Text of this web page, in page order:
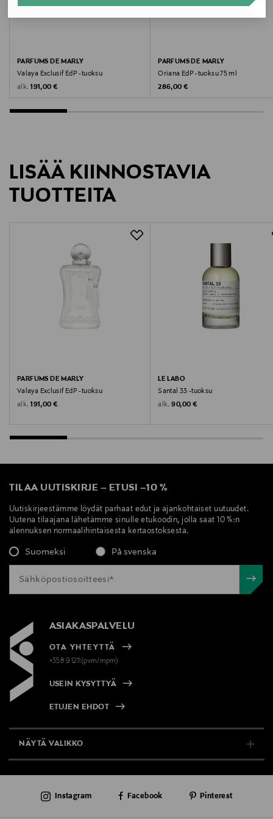
Väri
Koko
75 ml
Ainesosaluettelo
Methylpropional, Citral, Citronellol, Coumarin,
Geraniol, Limonene, Linalool
Valmistusmaa
Valmistajan tuotenumero
PM0008PV
Digitaalinen osoite
marly parfyymit, marly kukkainen
PARFUMS DE MARLY
Valaya Exclusif EdP -tuoksu
alk. Original Price
191,00 €
PARFUMS DE MARLY
Oriana EdP -tuoksu 75 ml
Original Price
286,00 €
LISÄÄ KIINNOSTAVIA
TUOTTEITA
PARFUMS DE MARLY
Valaya Exclusif EdP -tuoksu
alk. Original Price
191,00 €
LE LABO
Santal 33 -tuoksu
alk. Original Price
90,00 €
TILAA UUTISKIRJE – ETUSI –10 %
Uutiskirjeestämme löydät parhaat edut ja ajankohtaiset uutuudet.
Uutena tilaajana lähetämme sinulle etukoodin, jolla saat 10 %:n
alennuksen normaalihintaisesta kertaostoksesta.
Suomeksi På svenska
ASIAKASPALVELU
OTA YHTEYTTÄ
+358 9 1211(pvm/mpm)
USEIN KYSYTTYÄ
ETUJEN EHDOT
NÄYTÄ VALIKKO
AJANKOHTAISTA
Instagram Facebook Pinterest